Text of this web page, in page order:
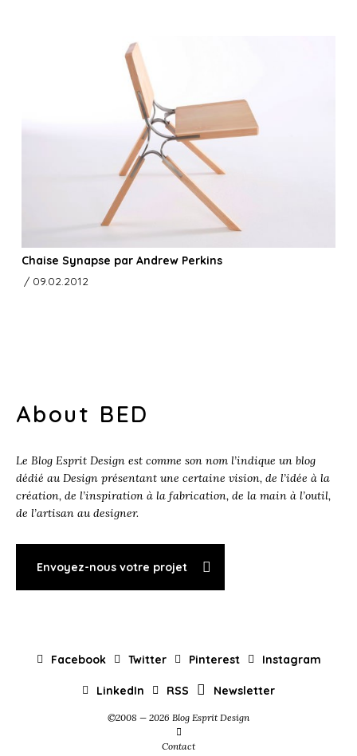
Chaise Synapse par Andrew Perkins
/ 09.02.2012
About BED
Le Blog Esprit Design est comme son nom l’indique un blog
dédié au Design présentant une certaine vision, de l’idée à la
création, de l’inspiration à la fabrication, de la main à l’outil,
de l’artisan au designer.
Envoyez-nous votre projet
Facebook Twitter Pinterest Instagram
LinkedIn RSS Newsletter
©2008 — 2026 Blog Esprit Design
Contact